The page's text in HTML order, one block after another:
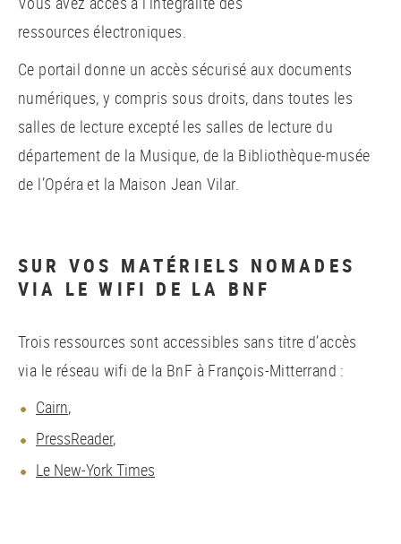
ressources électroniques.
Ce portail donne un accès sécurisé aux documents
numériques, y compris sous droits, dans toutes les
salles de lecture excepté les salles de lecture du
département de la Musique, de la Bibliothèque-musée
de l’Opéra et la Maison Jean Vilar.
SUR VOS MATÉRIELS NOMADES
VIA LE WIFI DE LA BNF
Trois ressources sont accessibles sans titre d’accès
via le réseau wifi de la BnF à François-Mitterrand :
Cairn,
PressReader,
Le New-York Times